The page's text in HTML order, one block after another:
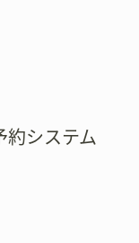
約システム